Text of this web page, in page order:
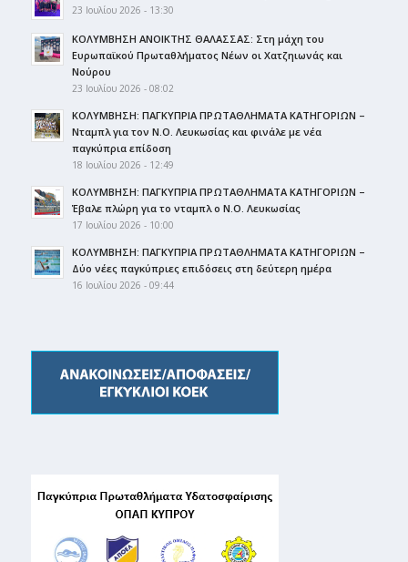
23 Ιουλίου 2026 - 13:30
ΚΟΛΥΜΒΗΣΗ ΑΝΟΙΚΤΗΣ ΘΑΛΑΣΣΑΣ: Στη μάχη του
Ευρωπαϊκού Πρωταθλήματος Νέων οι Χατζηιωνάς και
Νούρου
23 Ιουλίου 2026 - 08:02
ΚΟΛΥΜΒΗΣΗ: ΠΑΓΚΥΠΡΙΑ ΠΡΩΤΑΘΛΗΜΑΤΑ ΚΑΤΗΓΟΡΙΩΝ –
Νταμπλ για τον Ν.Ο. Λευκωσίας και φινάλε με νέα
παγκύπρια επίδοση
18 Ιουλίου 2026 - 12:49
ΚΟΛΥΜΒΗΣΗ: ΠΑΓΚΥΠΡΙΑ ΠΡΩΤΑΘΛΗΜΑΤΑ ΚΑΤΗΓΟΡΙΩΝ –
Έβαλε πλώρη για το νταμπλ ο Ν.Ο. Λευκωσίας
17 Ιουλίου 2026 - 10:00
ΚΟΛΥΜΒΗΣΗ: ΠΑΓΚΥΠΡΙΑ ΠΡΩΤΑΘΛΗΜΑΤΑ ΚΑΤΗΓΟΡΙΩΝ –
Δύο νέες παγκύπριες επιδόσεις στη δεύτερη ημέρα
16 Ιουλίου 2026 - 09:44